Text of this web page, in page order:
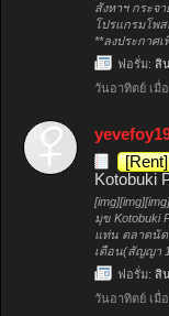
สังหาฯ กระจา
โปรแกรมโพส
**ลงประกาศเ
ฟอรั่ม: สิ
วันอาทิตย์ เมื่
[Rent]
Kotobuki
มุข Kotobuki
แท่น ตลาดนัด
เดือน(สัญญา 1
ฟอรั่ม: สิ
วันอาทิตย์ เมื่